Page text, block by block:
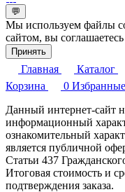
💬
Мы используем файлы
сайтом, вы
Принять
Главная Каталог
Корзина
0 Избранные
Данный интернет-сайт
информационный
ознакомительный
является публичной
Статьи 437
Итоговая стоимость и
подтверждения заказа.